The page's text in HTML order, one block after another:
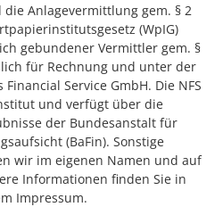
Anlagevermittlung gem. § 2
(WpIG)
gebundener Vermittler gem. §
für Rechnung und unter der
Service GmbH. Die NFS
und verfügt über die
der Bundesanstalt für
(BaFin). Sonstige
wir im eigenen Namen und auf
Informationen finden Sie in
Impressum.